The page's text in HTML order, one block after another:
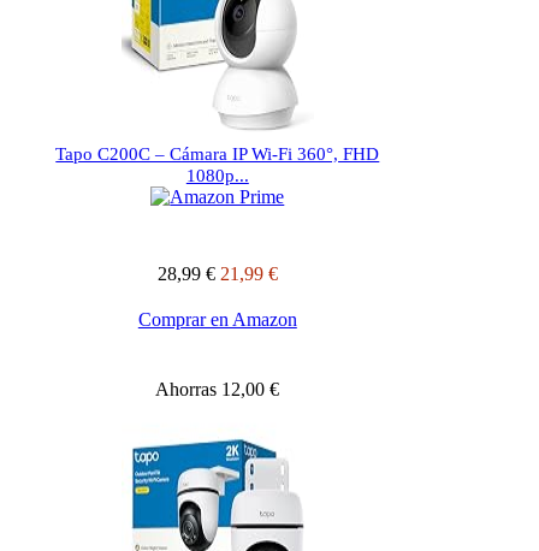
Tapo C200C – Cámara IP Wi-Fi 360°, FHD
1080p...
28,99 € 21,99 €
Comprar en Amazon
Ahorras 12,00 €